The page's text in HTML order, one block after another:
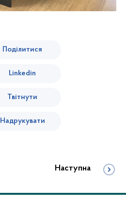
Поділитися
Linkedin
Твітнути
Надрукувати
Наступна